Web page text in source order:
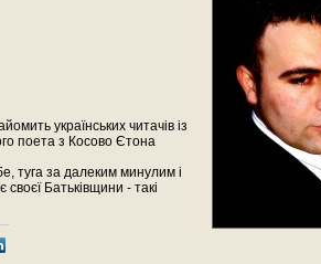
українських читачів із
поета з Косово Єтона
туга за далеким минулим і
Батьківщини - такі